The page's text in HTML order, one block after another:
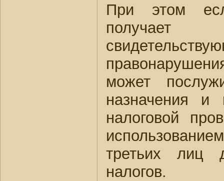
При этом
может
назначения и
налоговой
третьих лиц
налогов.